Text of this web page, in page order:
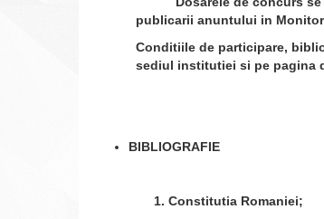
publicarii anuntului in
Conditiile de participare,
sediul institutiei si pe pagina
BIBLIOGRAFIE
1. Constitutia Romaniei;